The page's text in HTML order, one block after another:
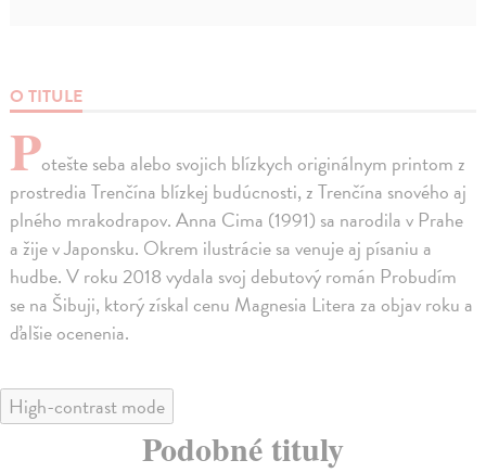
O TITULE
Potešte seba alebo svojich blízkych originálnym printom z
prostredia Trenčína blízkej budúcnosti, z Trenčína snového aj
plného mrakodrapov. Anna Cima (1991) sa narodila v Prahe
a žije v Japonsku. Okrem ilustrácie sa venuje aj písaniu a
hudbe. V roku 2018 vydala svoj debutový román Probudím
se na Šibuji, ktorý získal cenu Magnesia Litera za objav roku a
ďalšie ocenenia.
High-contrast mode
Podobné tituly